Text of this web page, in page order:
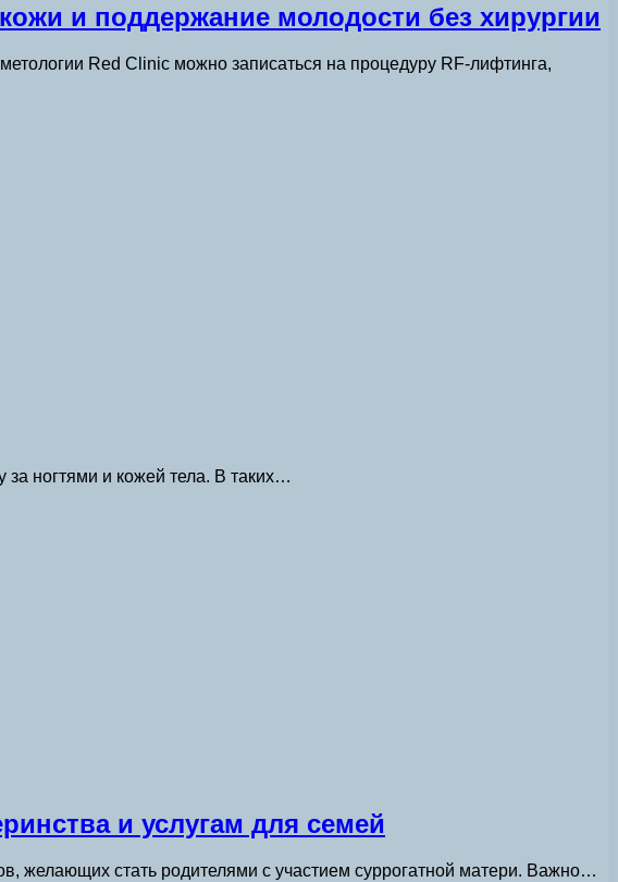
и поддержание молодости без хирургии
Red Clinic можно записаться на процедуру RF-лифтинга,
за ногтями и кожей тела. В таких…
и услугам для семей
желающих стать родителями с участием суррогатной матери. Важно…